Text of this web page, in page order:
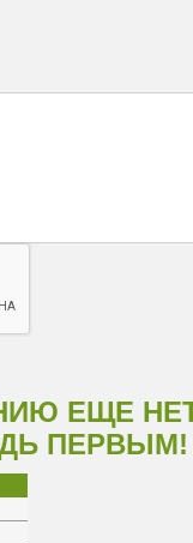
ЕЩЕ
ПЕРВЫМ!